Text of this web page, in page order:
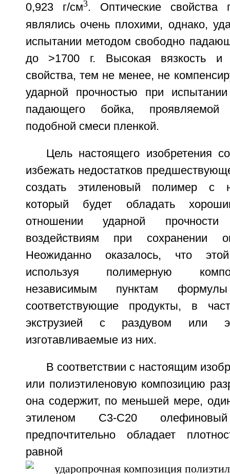
0,923 г/см3. Оптические свойства
являлись очень плохими, однако,
испытании методом свободно
до >1700 г. Высокая вязкость и
свойства, тем не менее, не
ударной прочностью при
падающего бойка, проявляемой
подобной смеси пленкой.
Цель настоящего изобретения
избежать недостатков
создать этиленовый полимер с
который будет обладать
отношении ударной
воздействиям при сохранении
Неожиданно оказалось, что
используя полимерную
независимым пунктам
соответствующие продукты, в
экструзией с раздувом или
изготавливаемые из них.
В соответствии с настоящим
или полиэтиленовую композицию
она содержит, по меньшей мере,
этиленом С3-С20
предпочтительно обладает